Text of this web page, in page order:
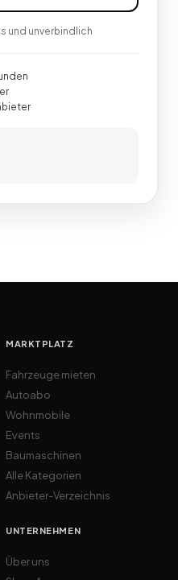
und unverbindlich
MARKTPLATZ
Fahrzeuge mieten
Autoabo
Wohnmobile
Events
Baumaschinen
Alle Kategorien
Anbieter-Verzeichnis
UNTERNEHMEN
Über uns